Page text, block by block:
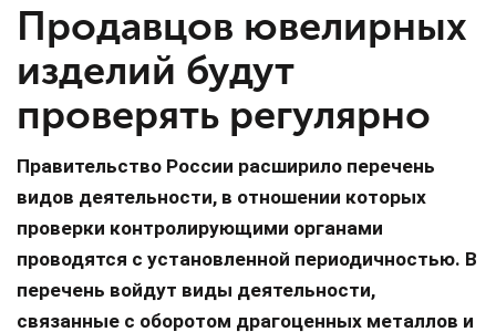
Продавцов ювелирных
изделий будут
проверять регулярно
Правительство России расширило перечень
видов деятельности, в отношении которых
проверки контролирующими органами
проводятся с установленной периодичностью. В
перечень войдут виды деятельности,
связанные с оборотом драгоценных металлов и